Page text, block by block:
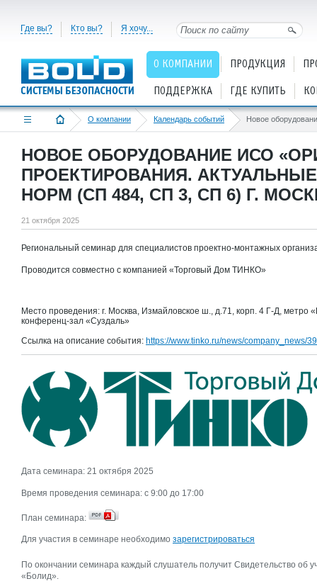
Где вы? Кто вы? Я хочу...
О КОМПАНИИ ПРОДУКЦИЯ
ПОДДЕРЖКА ГДЕ КУПИТЬ
О компании Календарь событий
НОВОЕ ОБОРУДОВАНИЕ ИСО
ПРОЕКТИРОВАНИЯ.
НОРМ (СП 484, СП 3, СП 6) Г.
21 октября 2025
Региональный семинар для специалистов проектно-монтажных
Проводится совместно с компанией «Торговый Дом ТИНКО»
Место проведения: г. Москва, Измайловское ш., д.71, корп. 4 Г-Д, метро
конференц-зал «Суздаль»
Ссылка на описание события: https://www.tinko.ru/news/company_news/
Дата семинара: 21 октября 2025
Время проведения семинара: c 9:00 до 17:00
План семинара:
Для участия в семинаре необходимо зарегистрироваться
По окончании семинара каждый слушатель получит Свидетельство
«Болид».